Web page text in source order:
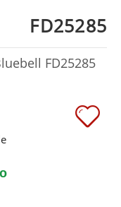
FD25285
FD25285